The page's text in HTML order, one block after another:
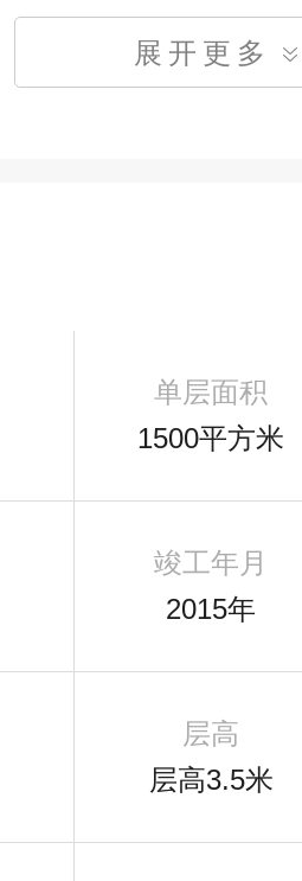
展开更多
单层面积
1500平方米
竣工年月
2015年
层高
层高3.5米